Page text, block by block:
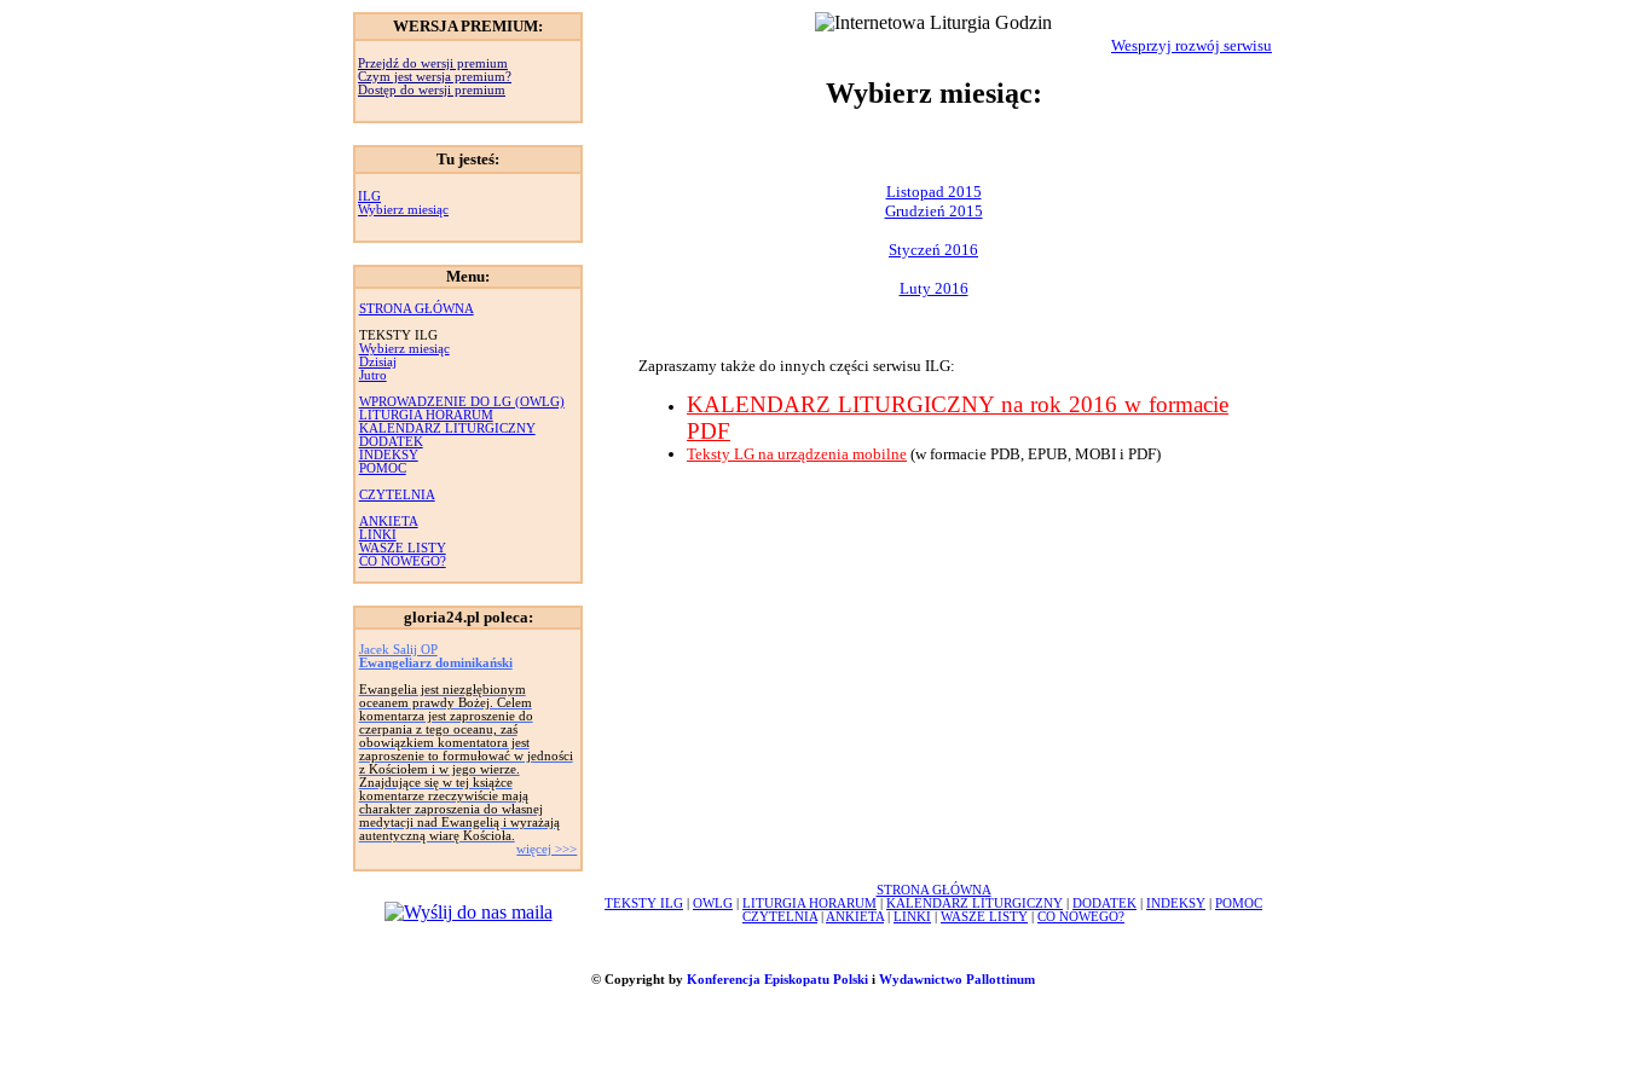
WERSJA PREMIUM:
Przejdź do wersji premium
Czym jest wersja premium?
Dostęp do wersji premium
Tu jesteś:
ILG
Wybierz miesiąc
Menu:
STRONA GŁÓWNA
TEKSTY ILG
Wybierz miesiąc
Dzisiaj
Jutro
WPROWADZENIE DO LG (OWLG)
LITURGIA HORARUM
KALENDARZ LITURGICZNY
DODATEK
INDEKSY
POMOC
CZYTELNIA
ANKIETA
LINKI
WASZE LISTY
CO NOWEGO?
gloria24.pl poleca:
Jacek Salij OP
Ewangeliarz dominikański
Ewangelia jest niezgłębionym
oceanem prawdy Bożej. Celem
komentarza jest zaproszenie do
czerpania z tego oceanu, zaś
obowiązkiem komentatora jest
zaproszenie to formułować w jedności
z Kościołem i w jego wierze.
Znajdujące się w tej książce
komentarze rzeczywiście mają
charakter zaproszenia do własnej
medytacji nad Ewangelią i wyrażają
autentyczną wiarę Kościoła.
więcej >>>
Wesprzyj rozwój serwisu
Wybierz miesiąc:
Listopad 2015
Grudzień 2015
Styczeń 2016
Luty 2016
Zapraszamy także do innych części serwisu ILG:
KALENDARZ LITURGICZNY na rok 2016 w formacie
PDF
Teksty LG na urządzenia mobilne (w formacie PDB, EPUB, MOBI i PDF)
STRONA GŁÓWNA
TEKSTY ILG
OWLG LITURGIA HORARUM KALENDARZ LITURGICZNY DODATEK INDEKSY
POMOC
CZYTELNIA
ANKIETA LINKI WASZE LISTY CO NOWEGO?
© Copyright by Konferencja Episkopatu Polskii Wydawnictwo Pallottinum